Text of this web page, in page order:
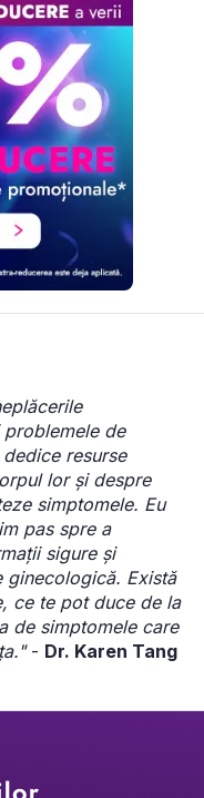
problemele de
resurse
lor și despre
simptomele. Eu
pas spre a
sigure și
ginecologică. Există
ce te pot duce de la
de simptomele care
- Dr. Karen Tang